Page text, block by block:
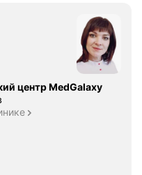
центр MedGalaxy